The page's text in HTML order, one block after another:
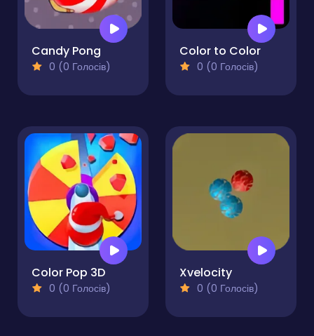
Candy Pong
0 (0 Голосів)
Color to Color
0 (0 Голосів)
Color Pop 3D
0 (0 Голосів)
Xvelocity
0 (0 Голосів)